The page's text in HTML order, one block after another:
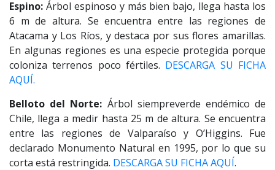
Espino: Árbol espinoso y más bien bajo, llega hasta los
6 m de altura. Se encuentra entre las regiones de
Atacama y Los Ríos, y destaca por sus flores amarillas.
En algunas regiones es una especie protegida porque
coloniza terrenos poco fértiles. DESCARGA SU FICHA
AQUÍ.
Belloto del Norte: Árbol siempreverde endémico de
Chile, llega a medir hasta 25 m de altura. Se encuentra
entre las regiones de Valparaíso y O’Higgins. Fue
declarado Monumento Natural en 1995, por lo que su
corta está restringida. DESCARGA SU FICHA AQUÍ.